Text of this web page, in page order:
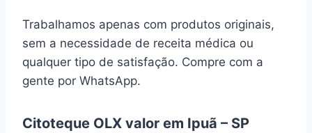
Trabalhamos apenas com produtos originais,
sem a necessidade de receita médica ou
qualquer tipo de satisfação. Compre com a
gente por WhatsApp.
Citoteque OLX valor em Ipuã – SP